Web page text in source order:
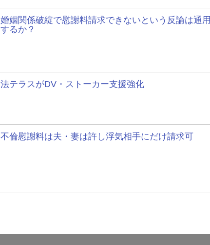
婚姻関係破綻で慰謝料請求できないという反論は通用
するか？
法テラスがDV・ストーカー支援強化
不倫慰謝料は夫・妻は許し浮気相手にだけ請求可